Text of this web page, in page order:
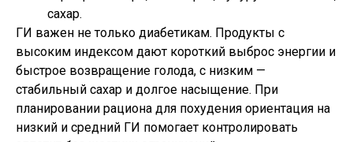
сахар.
ГИ важен не только диабетикам. Продукты с
высоким индексом дают короткий выброс энергии и
быстрое возвращение голода, с низким —
стабильный сахар и долгое насыщение. При
планировании рациона для похудения ориентация на
низкий и средний ГИ помогает контролировать